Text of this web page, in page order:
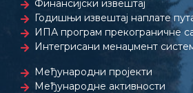
Финансијски извештај
Годишњи извештај наплате
ИПА програм прекограничне
Интегрисани менаџмент
Међународни пројекти
Међународне активности